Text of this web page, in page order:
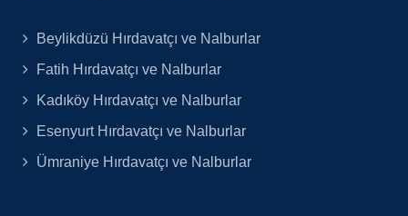
Beylikdüzü Hırdavatçı ve Nalburlar
Fatih Hırdavatçı ve Nalburlar
Kadıköy Hırdavatçı ve Nalburlar
Esenyurt Hırdavatçı ve Nalburlar
Ümraniye Hırdavatçı ve Nalburlar